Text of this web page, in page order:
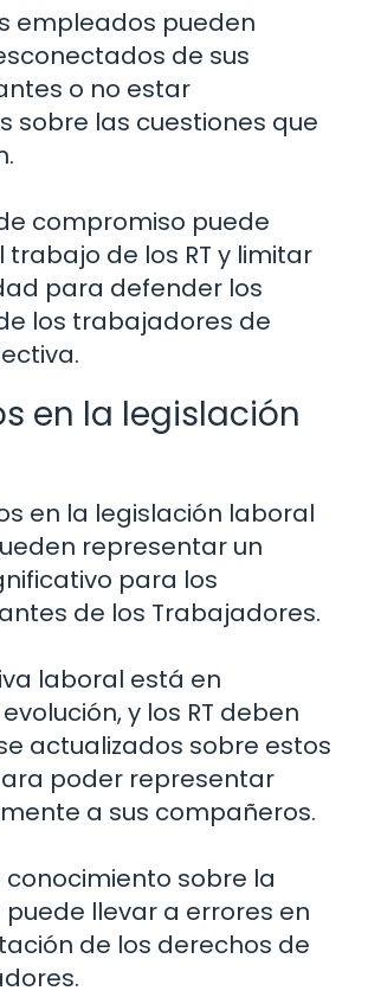
empleados pueden
de sus
o no estar
sobre las cuestiones que
compromiso puede
trabajo de los RT y limitar
para defender los
los trabajadores de
en la legislación
en la legislación laboral
representar un
para los
de los Trabajadores.
laboral está en
y los RT deben
actualizados sobre estos
poder representar
a sus compañeros.
conocimiento sobre la
puede llevar a errores en
de los derechos de